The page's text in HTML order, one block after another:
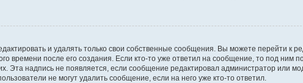
и удалять только свои собственные сообщения. Вы можете перейти к
времени после его создания. Если кто-то уже ответил на сообщение, то под ним
Эта надпись не появляется, если сообщение редактировал администратор или
не могут удалить сообщение, если на него уже кто-то ответил.